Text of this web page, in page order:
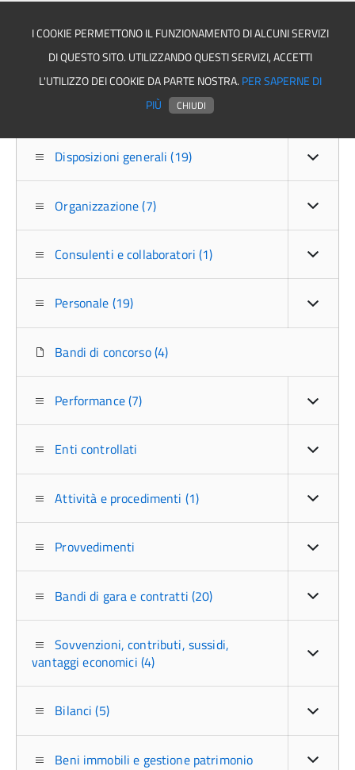
Comune di Santomenna
Disposizioni generali (19)
Organizzazione (7)
Consulenti e collaboratori (1)
Personale (19)
Bandi di concorso (4)
Performance (7)
Enti controllati
Attività e procedimenti (1)
Provvedimenti
Bandi di gara e contratti (20)
Sovvenzioni, contributi, sussidi,
vantaggi economici (4)
Bilanci (5)
Beni immobili e gestione patrimonio
I COOKIE PERMETTONO IL FUNZIONAMENTO DI ALCUNI SERVIZI
DI QUESTO SITO. UTILIZZANDO QUESTI SERVIZI, ACCETTI
L'UTILIZZO DEI COOKIE DA PARTE NOSTRA. PER SAPERNE DI
PIÙ
CHIUDI